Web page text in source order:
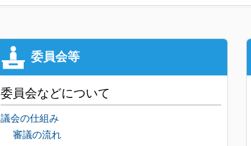
委員会などについて
議会の仕組み
審議の流れ